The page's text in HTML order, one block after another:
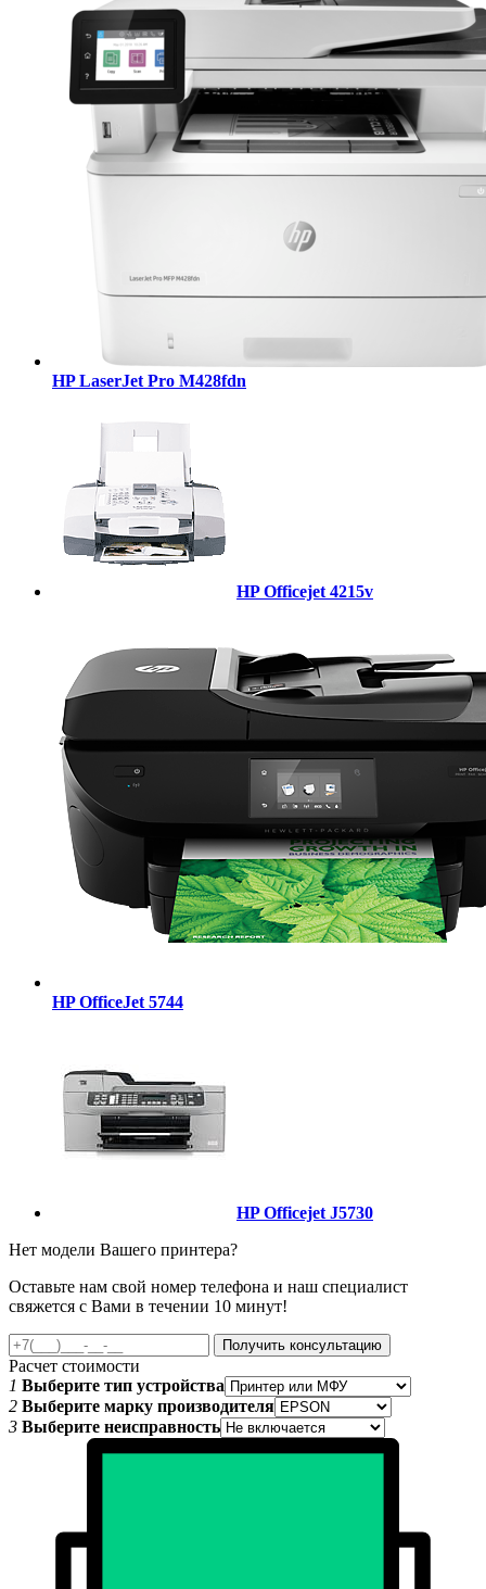
HP LaserJet Pro M428fdn
HP Officejet 4215v
HP OfficeJet 5744
HP Officejet J5730
Нет модели Вашего принтера?
Оставьте нам свой номер телефона и наш специалист
свяжется с Вами в течении 10 минут!
Получить консультацию
Расчет стоимости
1 Выберите тип устройства
2 Выберите марку производителя
3 Выберите неисправность